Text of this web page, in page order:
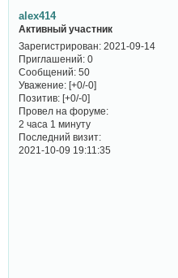
alex414
Активный участник
Зарегистрирован: 2021-09-14
Приглашений:0
Сообщений:50
Уважение: [+0/-0]
Позитив: [+0/-0]
Провел на форуме:
2 часа 1 минуту
Последний визит:
2021-10-09 19:11:35